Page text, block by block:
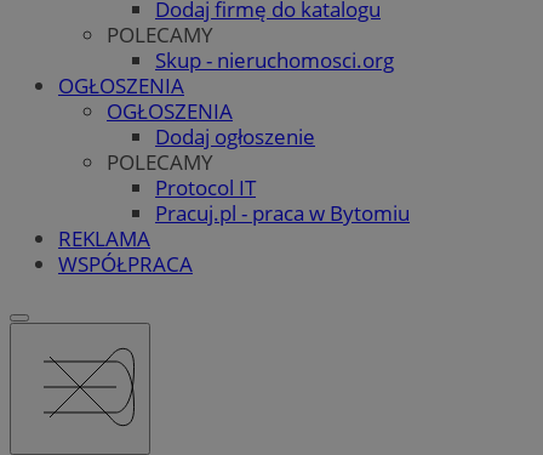
Dodaj firmę do katalogu
POLECAMY
Skup - nieruchomosci.org
OGŁOSZENIA
OGŁOSZENIA
Dodaj ogłoszenie
POLECAMY
Protocol IT
Pracuj.pl - praca w Bytomiu
REKLAMA
WSPÓŁPRACA